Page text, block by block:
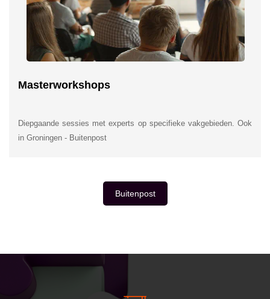
Masterworkshops
Diepgaande sessies met experts op specifieke vakgebieden. Ook
in Groningen - Buitenpost
Buitenpost
INSIDE INFORMATIE